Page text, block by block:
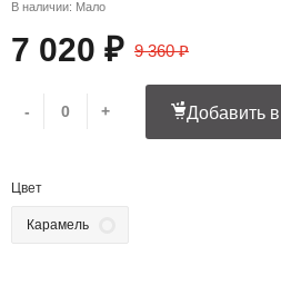
В наличии: Мало
7 020 ₽ 9 360 ₽
- + Добавить
Цвет
Карамель